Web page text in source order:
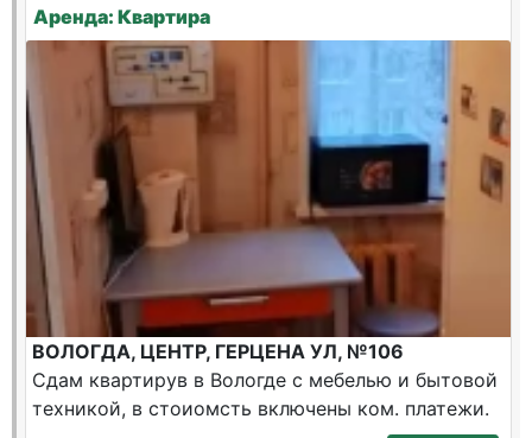
Аренда: Квартира
ВОЛОГДА, ЦЕНТР, ГЕРЦЕНА УЛ, №106
Сдам квартирув в Вологде с мебелью и бытовой
техникой, в стоиомсть включены ком. платежи.